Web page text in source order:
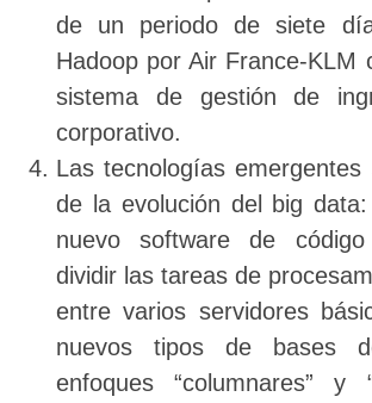
de un periodo de siete
Hadoop por Air France-KLM
sistema de gestión de
corporativo.
Las tecnologías
de la evolución del big
nuevo software de
dividir las tareas de
entre varios servidores
nuevos tipos de bases
enfoques “columnares” y